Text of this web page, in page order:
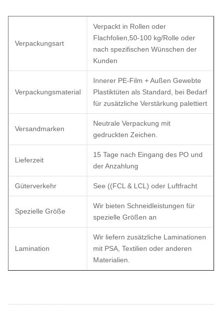
Verpackungsart
Verpackt in Rollen oder
Flachfolien,50-100 kg/Rolle oder
nach spezifischen Wünschen der
Kunden
Verpackungsmaterial
Innerer PE-Film + Außen Gewebte
Plastiktüten als Standard, bei Bedarf
für zusätzliche Verstärkung palettiert
Versandmarken
Neutrale Verpackung mit
gedruckten Zeichen.
Lieferzeit
15 Tage nach Eingang des PO und
der Anzahlung
Güterverkehr See ((FCL & LCL) oder Luftfracht
Spezielle Größe
Wir bieten Schneidleistungen für
spezielle Größen an
Lamination
Wir liefern zusätzliche Laminationen
mit PSA, Textilien oder anderen
Materialien.